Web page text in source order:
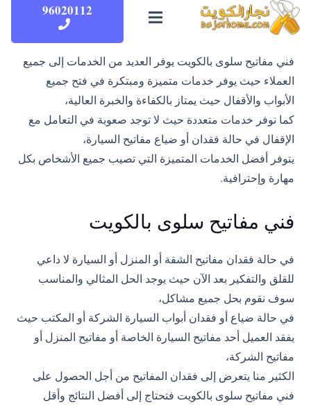
96020112
فني مفاتيح سلوى بالكويت يوفر العديد من الخدمات إلى جميع
العملاء حيث يوفر خدمات متميزة ومبتكرة في فتح جميع
الأبواب والأقفال حيث يمتاز بالكفاءة والخبرة العالية،
كما نوفر خدمات متعددة حيث لا توجد صعوبة في التعامل مع
الإقفال في حالة فقدان أو ضياع مفاتيح السيارة،
يتوفر أفضل الخدمات المتميزة التي تصيب جميع الأشخاص بكل
مهارة وإحترافية.
فني مفاتيح سلوى بالكويت
في حالة فقدان مفاتيح الشقة أو المنزل أو السيارة لا داعي
للقلق والتفكير بعد الآن حيث يوجد الحل المثالي والمناسب
سوف نقوم بحل جميع مشاكل،
في حالة ضياع أو فقدان أبواب السيارة الشركة أو المكتب حيث
يفقد العميل أحد مفاتيح السيارة الخاصة أو مفاتيح المنزل أو
مفاتيح الشركة،
الكثير منا يتعرض إلى فقدان المفاتيح من أجل الحصول على
فني مفاتيح سلوى بالكويت فتحتاج إلى أفضل النتائج وأقل